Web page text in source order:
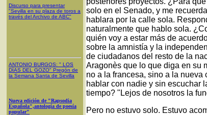
Discurso para presentar
"Sevilla en su plaza de toros a
través del Archivo de ABC"
ANTONIO BURGOS: " LOS
DÍAS DEL GOZO" Pregón de
la Semana Santa de Sevilla
Nueva edición de "Rapsodia
Española",antología de poesía
popular"
solo en el Senado, y me
hablara por la calle sola.
naturalmente que hablo sola.
quién voy a estar más de
sobre la amnistía y la
de ciudadanos del resto de la
Aragonès que lo que diga en su
no a la francesa, sino a la
hablar con nadie y sin escuchar
tiempo? "Lejos de nosotros la
Pero no estuvo solo. Estuvo